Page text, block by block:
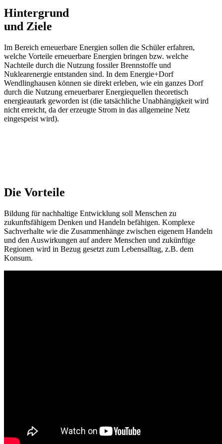
Hintergrund
und Ziele
Im Bereich erneuerbare Energien sollen die Schüler erfahren,
welche Vorteile erneuerbare Energien bringen bzw. welche
Nachteile durch die Nutzung fossiler Brennstoffe und
Nuklearenergie entstanden sind. In dem Energie+Dorf
Wendlinghausen können sie direkt erleben, wie ein ganzes Dorf
durch die Nutzung erneuerbarer Energiequellen theoretisch
energieautark geworden ist (die tatsächliche Unabhängigkeit wird
nicht erreicht, da der erzeugte Strom in das allgemeine Netz
eingespeist wird).
Die Vorteile
Bildung für nachhaltige Entwicklung soll Menschen zu
zukunftsfähigem Denken und Handeln befähigen. Komplexe
Sachverhalte wie die Zusammenhänge zwischen eigenem Handeln
und den Auswirkungen auf andere Menschen und zukünftige
Regionen wird in Bezug gesetzt zum Lebensalltag, z.B. dem
Konsum.